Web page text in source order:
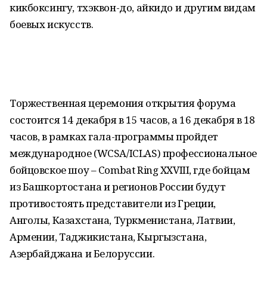
кикбоксингу, тхэквон-до, айкидо и другим видам
боевых искусств.
Торжественная церемония открытия форума
состоится 14 декабря в 15 часов, а 16 декабря в 18
часов, в рамках гала-программы пройдет
международное (WCSA/ICLAS) профессиональное
бойцовское шоу – Combat Ring XXVIII, где бойцам
из Башкортостана и регионов России будут
противостоять представители из Греции,
Анголы, Казахстана, Туркменистана, Латвии,
Армении, Таджикистана, Кыргызстана,
Азербайджана и Белоруссии.